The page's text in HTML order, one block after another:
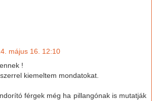
május 16. 12:10
!
kiemeltem mondatokat.
férgek még ha pillangónak is mutatják